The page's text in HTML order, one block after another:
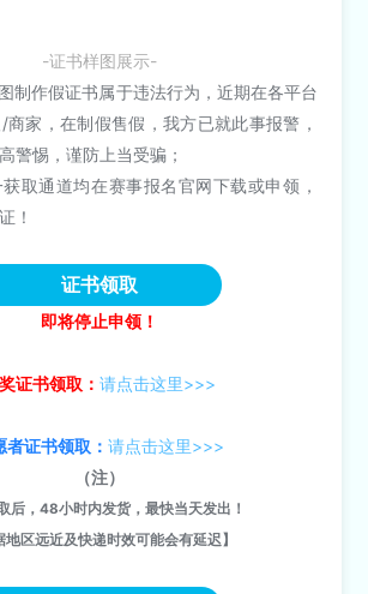
-证书样图展示-
制作假证书属于违法行为，近期在各平台
家，在制假售假，我方已就此事报警，
警惕，谨防上当受骗；
取通道均在赛事报名官网下载或申领，
！
证书领取
即将停止申领！
证书领取：请点击这里>>>
者证书领取：请点击这里>>>
（注）
后，48小时内发货，最快当天发出！
地区远近及快递时效可能会有延迟】